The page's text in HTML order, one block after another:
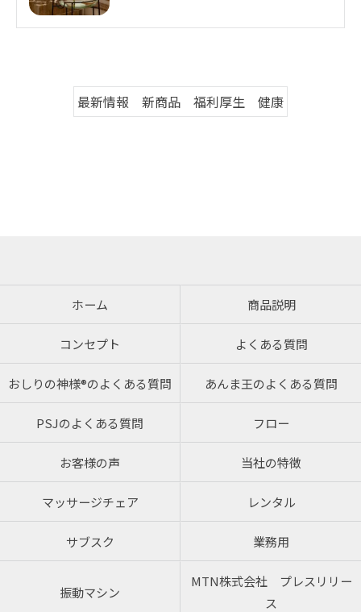
最新情報 新商品 福利厚生 健康
ホーム 商品説明
コンセプト よくある質問
おしりの神様®のよくある質問 あんま王のよくある質問
PSJのよくある質問 フロー
お客様の声 当社の特徴
マッサージチェア レンタル
サブスク 業務用
振動マシン
MTN株式会社 プレスリリー
ス